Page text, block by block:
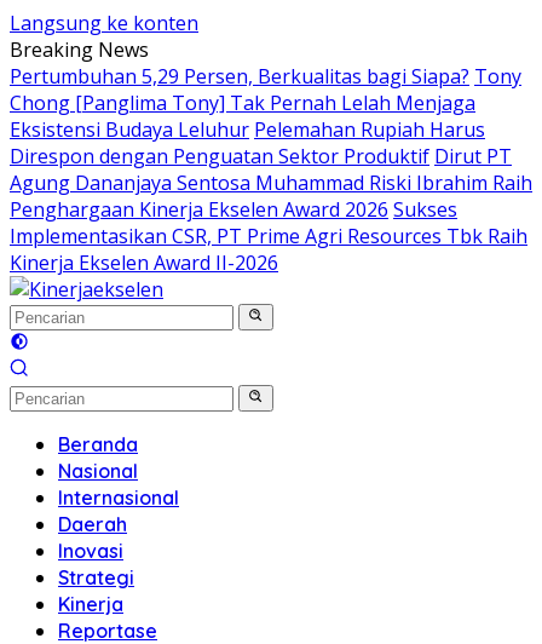
Langsung ke konten
Breaking News
Pertumbuhan 5,29 Persen, Berkualitas bagi Siapa? Tony
Chong [Panglima Tony] Tak Pernah Lelah Menjaga
Eksistensi Budaya Leluhur Pelemahan Rupiah Harus
Direspon dengan Penguatan Sektor Produktif Dirut PT
Agung Dananjaya Sentosa Muhammad Riski Ibrahim Raih
Penghargaan Kinerja Ekselen Award 2026 Sukses
Implementasikan CSR, PT Prime Agri Resources Tbk Raih
Kinerja Ekselen Award II-2026
Beranda
Nasional
Internasional
Daerah
Inovasi
Strategi
Kinerja
Reportase